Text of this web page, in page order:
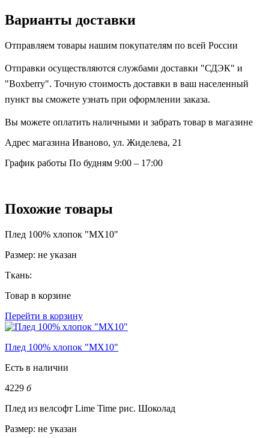
Варианты доставки
Отправляем товары нашим покупателям по всей России
Отправки осуществляются службами доставки "СДЭК" и
"Boxberry". Точную стоимость доставки в ваш населенный
пункт вы сможете узнать при оформлении заказа.
Вы можете оплатить наличными и забрать товар в магазине
Адрес магазина Иваново, ул. Жиделева, 21
График работы По будням 9:00 – 17:00
Похожие товары
Плед 100% хлопок "MX10"
Размер: не указан
Ткань:
Товар в корзине
Перейти в корзину
Плед 100% хлопок "MX10"
Есть в наличии
4229 б
Плед из велсофт Lime Time рис. Шоколад
Размер: не указан